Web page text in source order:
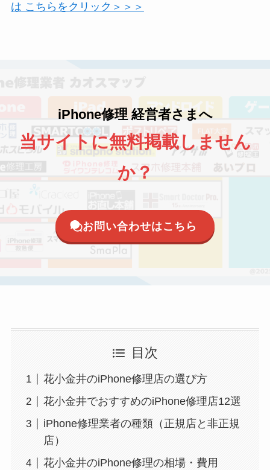
は こちらをクリック＞＞＞
iPhone修理 経営者さまへ
当サイトに無料掲載しません
か？
お問い合わせはこちら
目次
花小金井のiPhone修理店の選び方
花小金井でおすすめのiPhone修理店12選
iPhone修理業者の種類（正規店と非正規
店）
花小金井のiPhone修理の相場・費用